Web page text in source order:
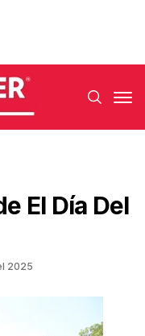
El Día Del
2025